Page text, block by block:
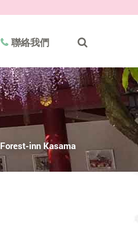
聯絡我們
Forest-inn Kasama